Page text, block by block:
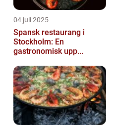
04 juli 2025
Spansk restaurang i
Stockholm: En
gastronomisk upp...